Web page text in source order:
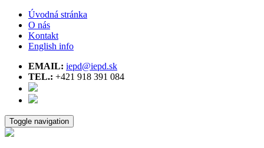
Úvodná stránka
O nás
Kontakt
English info
EMAIL: iepd@iepd.sk
TEL.: +421 918 391 084
Toggle navigation